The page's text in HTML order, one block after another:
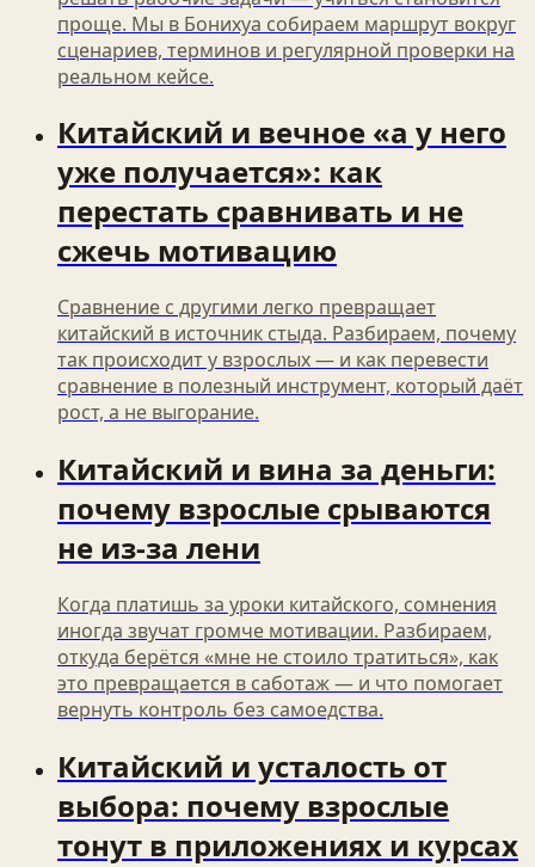
проще. Мы в Бонихуа собираем маршрут вокруг
сценариев, терминов и регулярной проверки на
реальном кейсе.
Китайский и вечное «а у него
уже получается»: как
перестать сравнивать и не
сжечь мотивацию
Сравнение с другими легко превращает
китайский в источник стыда. Разбираем, почему
так происходит у взрослых — и как перевести
сравнение в полезный инструмент, который даёт
рост, а не выгорание.
Китайский и вина за деньги:
почему взрослые срываются
не из‑за лени
Когда платишь за уроки китайского, сомнения
иногда звучат громче мотивации. Разбираем,
откуда берётся «мне не стоило тратиться», как
это превращается в саботаж — и что помогает
вернуть контроль без самоедства.
Китайский и усталость от
выбора: почему взрослые
тонут в приложениях и курсах